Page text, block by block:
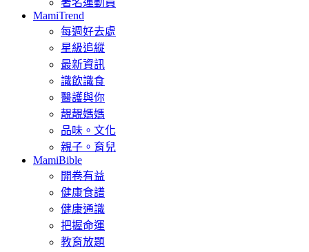
著名運動員
MamiTrend
每週好去處
星級追縱
最新資訊
識飲識食
醫護與你
靚靚媽媽
品味。文化
親子。育兒
MamiBible
開卷有益
健康食譜
健康通識
把握命運
教育放題